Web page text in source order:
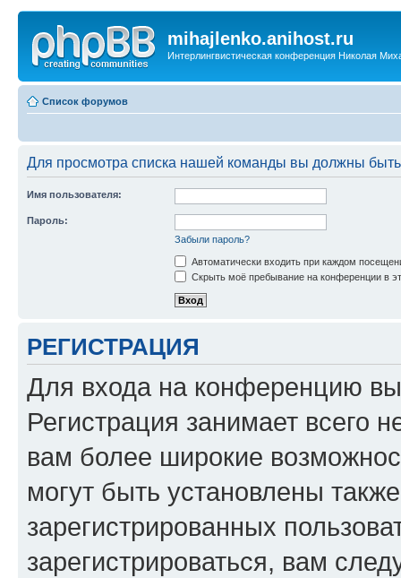
mihajlenko.anihost.ru
Интерлингвистическая конференция Николая
Список форумов
Для просмотра списка нашей команды вы должны
Имя пользователя:
Пароль:
Забыли пароль?
Автоматически входить при каждом
Скрыть моё пребывание на конференции в
РЕГИСТРАЦИЯ
Для входа на конференцию
Регистрация занимает всего
вам более широкие
могут быть установлены
зарегистрированных
зарегистрироваться, вам